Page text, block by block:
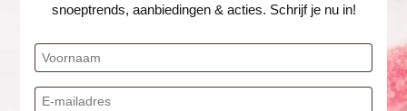
snoeptrends, aanbiedingen & acties. Schrijf je nu in!